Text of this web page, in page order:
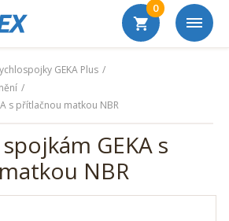
0
GEKA Plus
s přítlačnou matkou NBR
GEKA s
NBR